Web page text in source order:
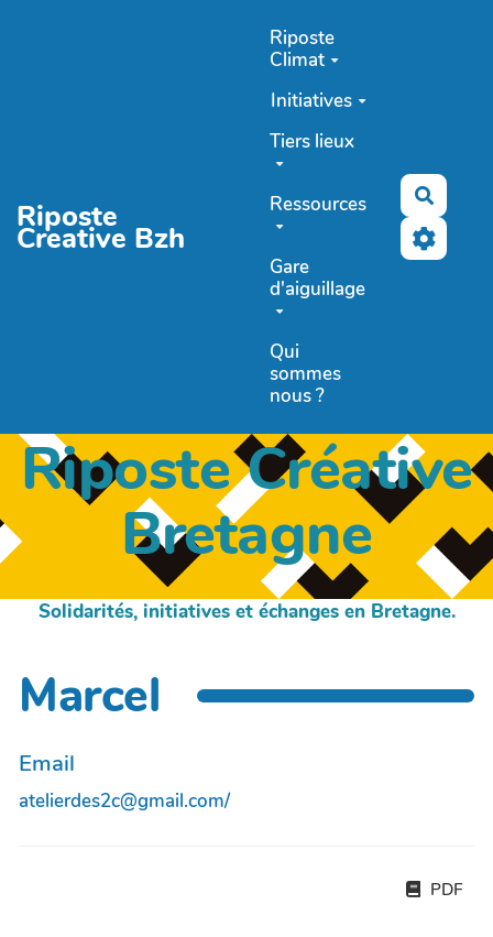
Riposte
Creative Bzh
Riposte
Climat
Initiatives
Tiers lieux
Ressources
Gare
d'aiguillage
Qui
sommes
nous ?
Riposte Créative
Bretagne
Solidarités, initiatives et échanges en Bretagne.
Marcel
Email
atelierdes2c@gmail.com/
PDF